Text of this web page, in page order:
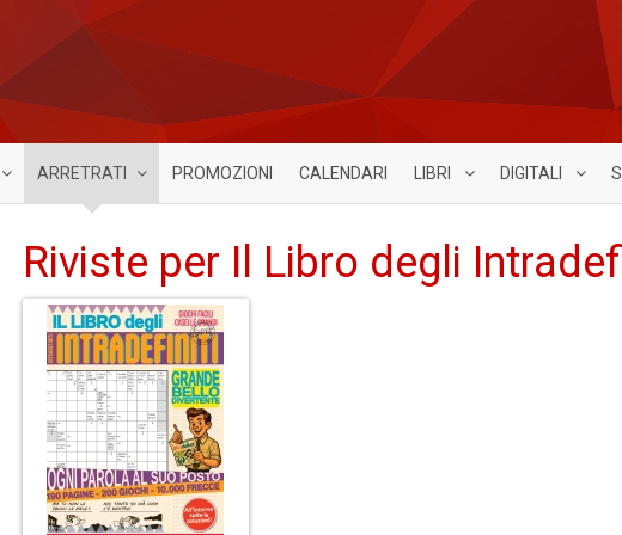
ARRETRATI PROMOZIONI CALENDARI LIBRI DIGITALI
Riviste per Il Libro degli